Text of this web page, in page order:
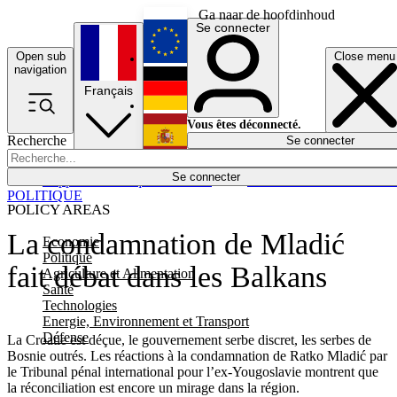
Ga naar de hoofdinhoud
Open sub
navigation
Close menu
Recherche
Se connecter
POLICY AREAS
Economie
Politique
Agriculture et Alimentation
Santé
Technologies
Energie, Environnement et Transport
Défense
Économie
Français
English
Deutsch
Español
Se connecter
Vous êtes déconnecté.
Se connecter
La condamnation de Mladić
fait débat dans les Balkans
La Croatie est déçue, le gouvernement serbe discret, les serbes de
Bosnie outrés. Les réactions à la condamnation de Ratko Mladić par
le Tribunal pénal international pour l’ex-Yougoslavie montrent que
la réconciliation est encore un mirage dans la région.
POLITIQUE